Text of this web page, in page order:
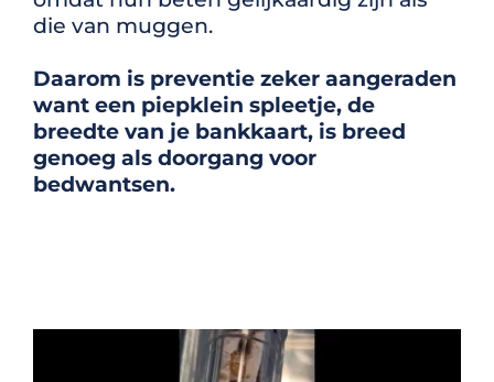
die van muggen.
Daarom is preventie zeker aangeraden
want een piepklein spleetje, de
breedte van je bankkaart, is breed
genoeg als doorgang voor
bedwantsen.